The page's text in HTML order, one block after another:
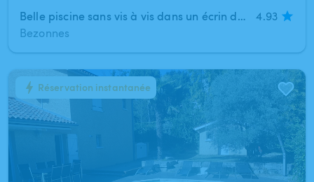
Belle piscine sans vis à vis dans un écrin de verdure
4.93
Bezonnes
1/1 Réservation instantanée